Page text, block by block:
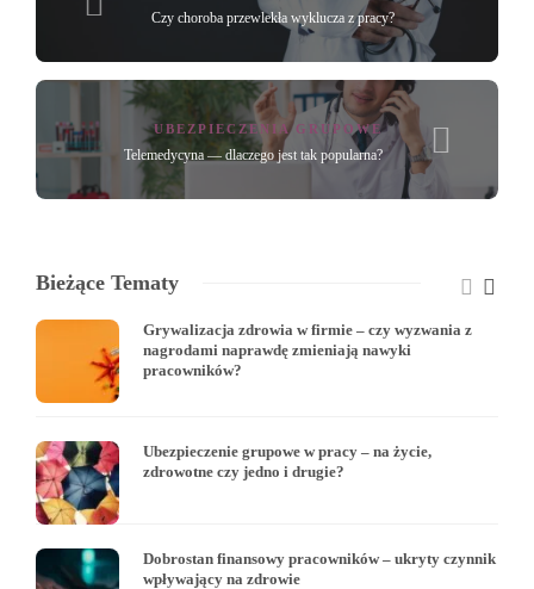
Czy choroba przewlekła wyklucza z pracy?
UBEZPIECZENIA GRUPOWE
Telemedycyna — dlaczego jest tak popularna?
Bieżące Tematy
Grywalizacja zdrowia w firmie – czy wyzwania z
nagrodami naprawdę zmieniają nawyki
pracowników?
Ubezpieczenie grupowe w pracy – na życie,
zdrowotne czy jedno i drugie?
Dobrostan finansowy pracowników – ukryty czynnik
wpływający na zdrowie